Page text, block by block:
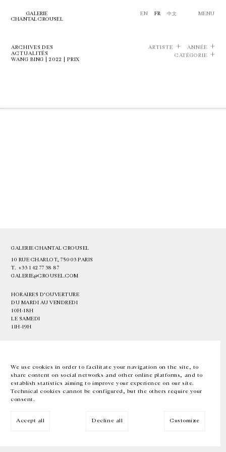
We use cookies in order to facilitate your navigation on the site, to
share content on social networks and other online platforms, and to
establish statistics aiming to improve your experience on our site.
Technical cookies cannot be configured, but the others require your
consent.
Accept all Decline all Customize
GALERIE
CHANTAL CROUSEL
EN FR 中文 MENU
ARCHIVES DES
ACTUALITÉS
WANG BING | 2022 | PRIX
ARTISTE
ANNÉE
CATÉGORIE
GALERIE CHANTAL CROUSEL
10 RUE CHARLOT, 75003 PARIS
T. +33 1 42 77 38 87
GALERIE@CROUSEL.COM
HORAIRES D'OUVERTURE
DU MARDI AU VENDREDI
10H-18H
LE SAMEDI
11H-19H
EN FR 中文 Facebook Instagram
Inscrivez-vous à notre newsletter